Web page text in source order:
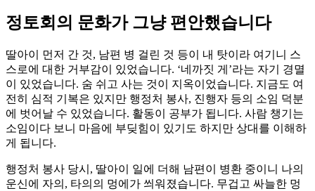
정토회의 문화가 그냥 편안했습니다
딸아이 먼저 간 것, 남편 병 걸린 것 등이 내 탓이라 여기니 스
스로에 대한 거부감이 있었습니다. ‘네까짓 게’라는 자기 경멸
이 있었습니다. 숨 쉬고 사는 것이 지옥이었습니다. 지금도 여
전히 심적 기복은 있지만 행정처 봉사, 진행자 등의 소임 덕분
에 벗어날 수 있었습니다. 활동이 공부가 됩니다. 사람 챙기는
소임이다 보니 마음에 부딪힘이 있기도 하지만 상대를 이해하
게 됩니다.
행정처 봉사 당시, 딸아이 일에 더해 남편이 병환 중이니 나의
운신에 자의, 타의의 멍에가 씌워졌습니다. 무겁고 싸늘한 멍